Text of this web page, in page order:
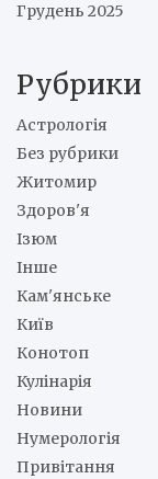
Грудень 2025
Рубрики
Астрологія
Без рубрики
Житомир
Здоров'я
Ізюм
Інше
Кам'янське
Київ
Конотоп
Кулінарія
Новини
Нумерологія
Привітання